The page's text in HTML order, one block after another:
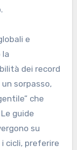
e
la
dei record
sorpasso,
che
guide
su
cicli, preferire